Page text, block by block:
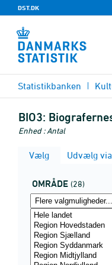
DST.DK
Statistikbanken
BIO3:
Enhed : Antal
Vælg Udvælg
OMRÅDE (28)